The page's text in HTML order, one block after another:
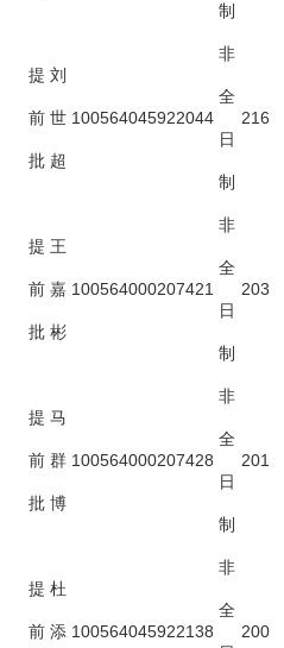
制
提
前
批
刘
世
超
100564045922044
非
全
日
制
216
提
前
批
王
嘉
彬
100564000207421
非
全
日
制
203
提
前
批
马
群
博
100564000207428
非
全
日
制
201
提
前
杜
添 100564045922138
非
全
200